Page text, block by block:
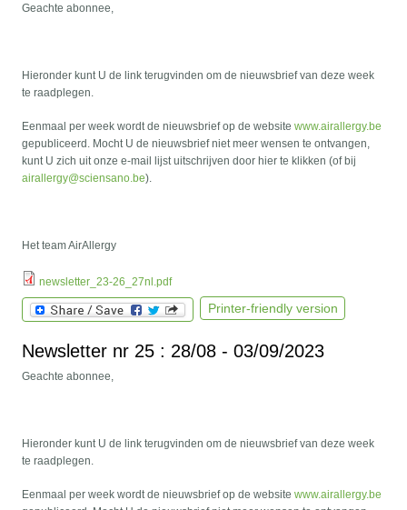
Geachte abonnee,
Hieronder kunt U de link terugvinden om de nieuwsbrief van deze week
te raadplegen.
Eenmaal per week wordt de nieuwsbrief op de websitewww.airallergy.be
gepubliceerd. Mocht U de nieuwsbrief niet meer wensen te ontvangen,
kunt U zich uit onze e-mail lijst uitschrijven door hier te klikken (of bij
airallergy@sciensano.be).
Het team AirAllergy
newsletter_23-26_27nl.pdf
Printer-friendly version
Newsletter nr 25 : 28/08 - 03/09/2023
Geachte abonnee,
Hieronder kunt U de link terugvinden om de nieuwsbrief van deze week
te raadplegen.
Eenmaal per week wordt de nieuwsbrief op de websitewww.airallergy.be